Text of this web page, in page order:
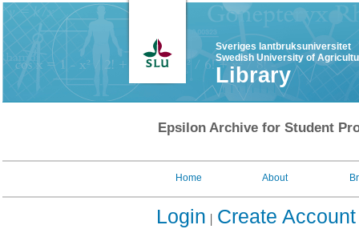
Sveriges lantbruksuniversitet
Swedish University of
Library
Epsilon Archive for Student
Home About
Login Create Account